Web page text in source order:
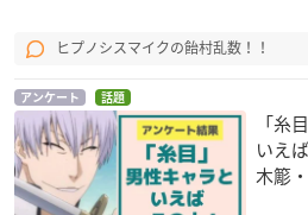
ヒプノシスマイクの飴村乱数！！
アンケート 話題
「糸
いえ
木簓